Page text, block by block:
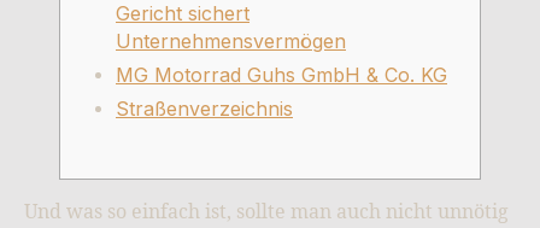
Gericht sichert
Unternehmensvermögen
MG Motorrad Guhs GmbH & Co. KG
Straßen­verzeichnis
Und was so einfach ist, sollte man auch nicht unnötig